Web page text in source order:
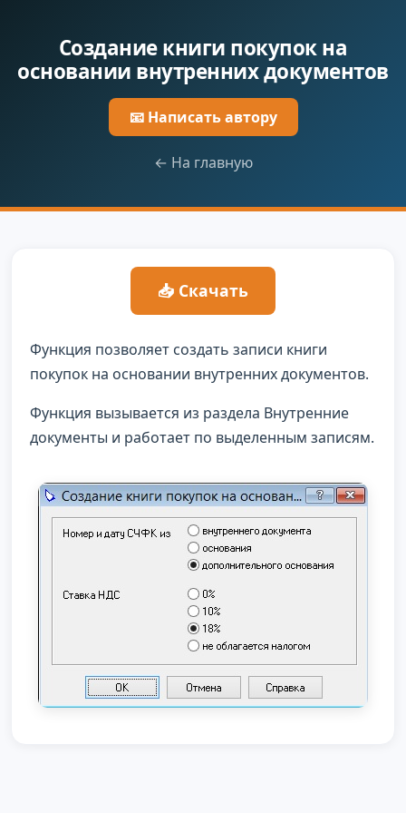
Создание книги покупок на
основании внутренних документов
📧 Написать автору
← На главную
📥 Скачать
Функция позволяет создать записи книги
покупок на основании внутренних документов.
Функция вызывается из раздела Внутренние
документы и работает по выделенным записям.